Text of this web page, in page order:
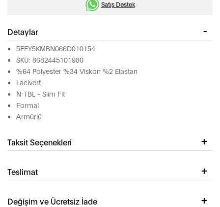
Satış Destek
Detaylar
5EFY5KMBN066D010154
SKU: 8682445101980
%64 Polyester %34 Viskon %2 Elastan
Lacivert
N-TBL - Slim Fit
Formal
Armürlü
Taksit Seçenekleri
Teslimat
Değişim ve Ücretsiz İade